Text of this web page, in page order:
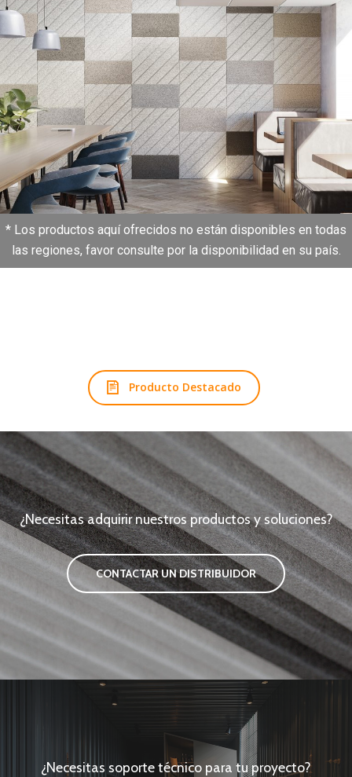
* Los productos aquí ofrecidos no están disponibles en todas
las regiones, favor consulte por la disponibilidad en su país.
Producto Destacado
¿Necesitas adquirir nuestros productos y soluciones?
CONTACTAR UN DISTRIBUIDOR
¿Necesitas soporte técnico para tu proyecto?